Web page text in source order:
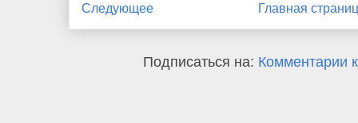
Следующее Главная
Подписаться на: Комментарии